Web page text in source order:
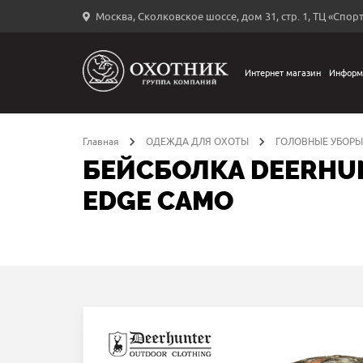
Москва, Сколковское шоссе, дом 31, стр. 1, ТЦ
←
Интернет магазин
Главная ОДЕЖДА ДЛЯ ОХОТЫ ГОЛОВНЫЕ УБОРЫ
БЕЙСБОЛКА
EDGE CAMO